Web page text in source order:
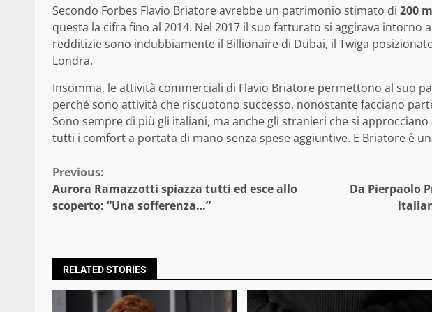
Secondo Forbes Flavio Briatore avrebbe un patrimonio stimato di 200
questa la cifra fino al 2014. Nel 2017 il suo fatturato si aggirava intorno
redditizie sono indubbiamente il Billionaire di Dubai, il Twiga
Londra.
Insomma, le attività commerciali di Flavio Briatore permettono al suo
perché sono attività che riscuotono successo, nonostante facciano
Sono sempre di più gli italiani, ma anche gli stranieri che si
tutti i comfort a portata di mano senza spese aggiuntive. E Briatore è
Continue
Reading
Previous:
Aurora Ramazzotti spiazza tutti ed esce allo
scoperto: “Una sofferenza…”
Da Pierpaolo
RELATED STORIES